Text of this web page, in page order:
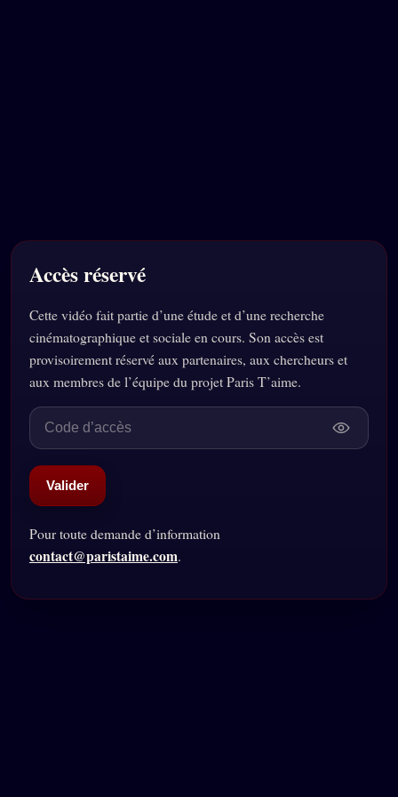
Accès réservé
Cette vidéo fait partie d’une étude et d’une recherche
cinématographique et sociale en cours. Son accès est
provisoirement réservé aux partenaires, aux chercheurs et
aux membres de l’équipe du projet Paris T’aime.
Valider
Pour toute demande d’information
contact@paristaime.com.